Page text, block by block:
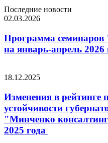
Последние новости
02.03.2026
Программа
на январь-апрель 2026
18.12.2025
Изменения в рейтинге
устойчивости
"Минченко
2025 года